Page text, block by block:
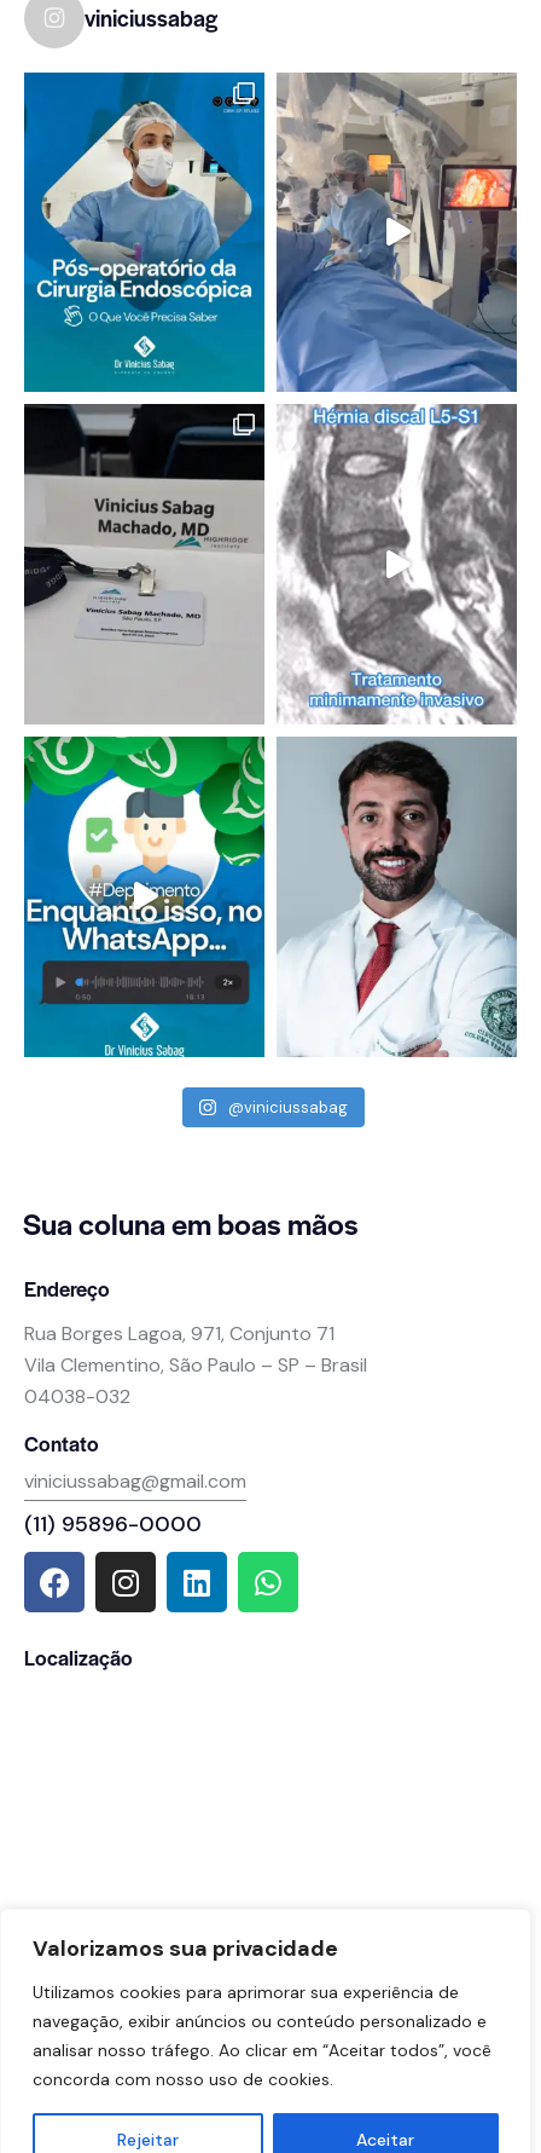
Valorizamos sua privacidade
Utilizamos cookies para aprimorar sua experiência de
navegação, exibir anúncios ou conteúdo personalizado e
analisar nosso tráfego. Ao clicar em “Aceitar todos”, você
concorda com nosso uso de cookies.
Rejeitar Aceitar
viniciussabag
@viniciussabag
Sua colunaem boas mãos
Endereço
Rua Borges Lagoa, 971, Conjunto 71
Vila Clementino, São Paulo – SP – Brasil
04038-032
Contato
viniciussabag@gmail.com
(11) 95896-0000
Localização
Dr. Vinicius Sabag – CRM-SP: 191.433 | RQE Nº: 90883